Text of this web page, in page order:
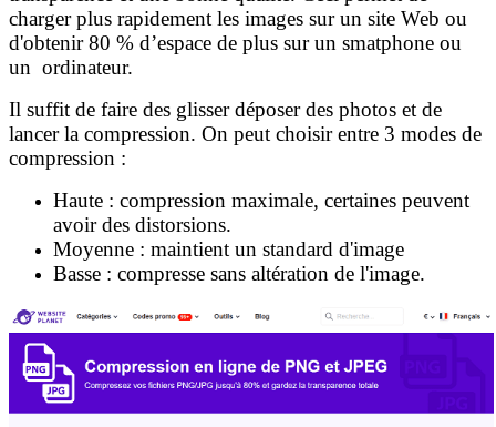
charger plus rapidement les images sur un site Web ou
d'obtenir 80 % d’espace de plus sur un smatphone ou
un ordinateur.
Il suffit de faire des glisser déposer des photos et de
lancer la compression. On peut choisir entre 3 modes de
compression :
Haute : compression maximale, certaines peuvent
avoir des distorsions.
Moyenne : maintient un standard d'image
Basse : compresse sans altération de l'image.